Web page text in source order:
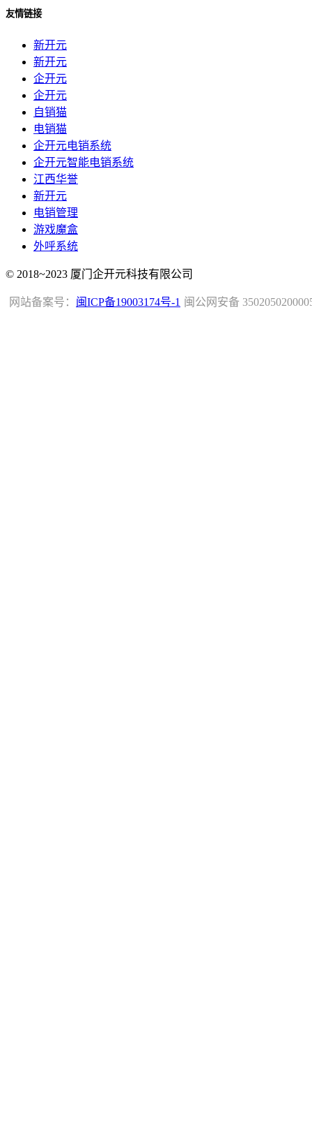
友情链接
新开元
新开元
企开元
企开元
自销猫
电销猫
企开元电销系统
企开元智能电销系统
江西华誉
新开元
电销管理
游戏魔盒
外呼系统
© 2018~2023 厦门企开元科技有限公司
闽公网安备
网站备案号： 闽ICP备19003174号-1